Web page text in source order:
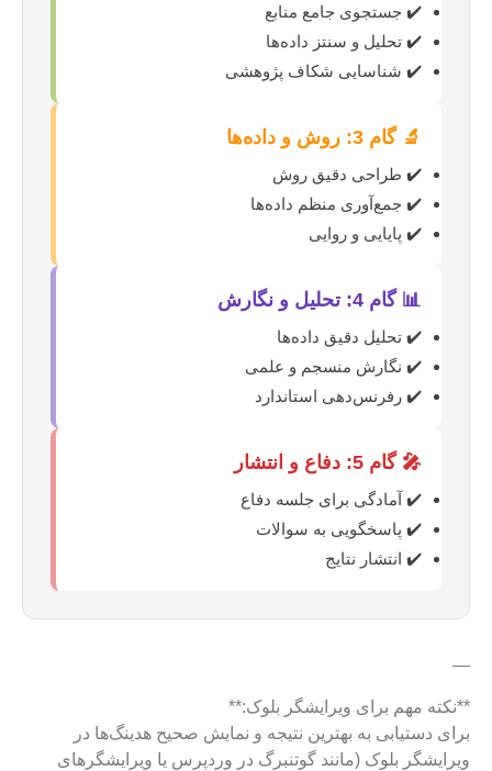
✔️ جستجوی جامع منابع
✔️ تحلیل و سنتز داده‌ها
✔️ شناسایی شکاف پژوهشی
🔬 گام 3: روش و داده‌ها
✔️ طراحی دقیق روش
✔️ جمع‌آوری منظم داده‌ها
✔️ پایایی و روایی
📊 گام 4: تحلیل و نگارش
✔️ تحلیل دقیق داده‌ها
✔️ نگارش منسجم و علمی
✔️ رفرنس‌دهی استاندارد
🎤 گام 5: دفاع و انتشار
✔️ آمادگی برای جلسه دفاع
✔️ پاسخگویی به سوالات
✔️ انتشار نتایج
—
**نکته مهم برای ویرایشگر بلوک:**
برای دستیابی به بهترین نتیجه و نمایش صحیح هدینگ‌ها در
ویرایشگر بلوک (مانند گوتنبرگ در وردپرس یا ویرایشگرهای